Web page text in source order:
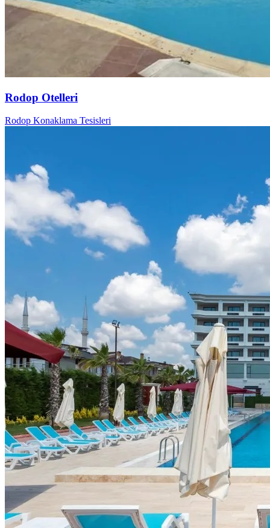
Rodop Otelleri
Rodop Konaklama Tesisleri